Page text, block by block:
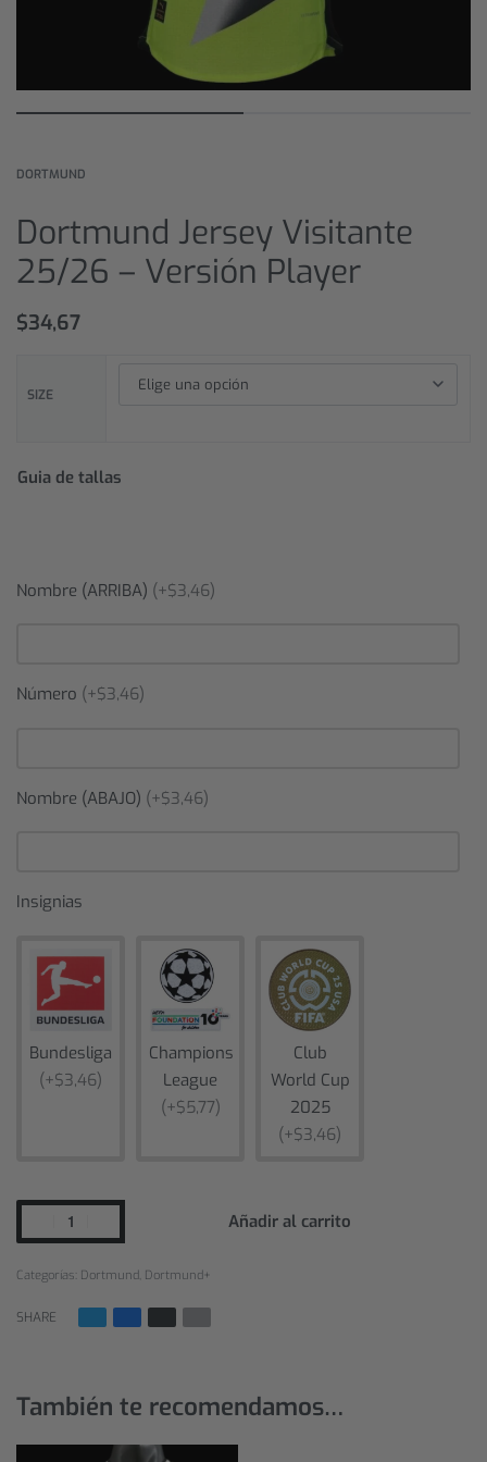
DORTMUND
Dortmund Jersey Visitante
25/26 – Versión Player
$34,67
SIZE
Guia de tallas
Nombre (ARRIBA) (+$3,46)
Número (+$3,46)
Nombre (ABAJO) (+$3,46)
Insignias
Bundesliga
(+$3,46)
Champions
League
(+$5,77)
Club
World Cup
2025
(+$3,46)
Añadir al carrito
Categorías: Dortmund Dortmund+
SHARE
También te recomendamos…